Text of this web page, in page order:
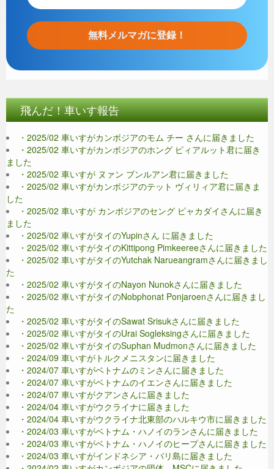
飛んだ！車いす報告
・2025/02 車いすがカンボジアのモム チー さんに届きました
・2025/02 車いすがカンボジアのホング ピィアルット君に届き
ました
・2025/02 車いすが ヌァン ブンルアン君に届きました
・2025/02 車いすがカンボジアのテット ヴィリィア君に届きま
した
・2025/02 車いすが カンボジアのセング ピャカダイさんに届き
ました
・2025/02 車いすがタイのYupinさん に届きました
・2025/02 車いすがタイのKittipong Pimkeereeさんに届きました
・2025/02 車いすがタイのYutchak Narueangramさんに届きまし
た
・2025/02 車いすがタイのNayon Nunokさんに届きました
・2025/02 車いすがタイのNobphonat Ponjaroenさんに届きまし
た
・2025/02 車いすがタイのSawat Srisukさんに届きました
・2025/02 車いすがタイのUrai Sogleksingさんに届きました
・2025/02 車いすがタイのSuphan Mudmonさんに届きました
・2024/09 車いすがトルクメニスタンに届きました
・2024/07 車いすがベトナムのミンさんに届きました
・2024/07 車いすがベトナムのイエンさんに届きました
・2024/07 車いすがクアンさんに届きました
・2024/04 車いすがウクライナに届きました
・2024/04 車いすがウクライナ北東部のハルキウ市に届きました
・2024/03 車いすがベトナム・ハノイのランさんに届きました
・2024/03 車いすがベトナム・ハノイのヒープさんに届きました
・2024/03 車いすがインドネシア・バリ島に届きました